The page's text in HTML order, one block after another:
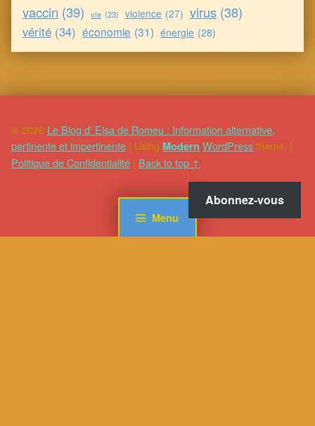
Menu
vaccin (39) vie (23) violence (27) virus (38)
vérité (34) économie (31) énergie (28)
© 2026 Le Blog d' Elsa de Romeu : Information alternative,
pertinente et impertinente | Using Modern WordPresstheme. |
Politique de Confidentialité | Back to top ↑
Abonnez-vous